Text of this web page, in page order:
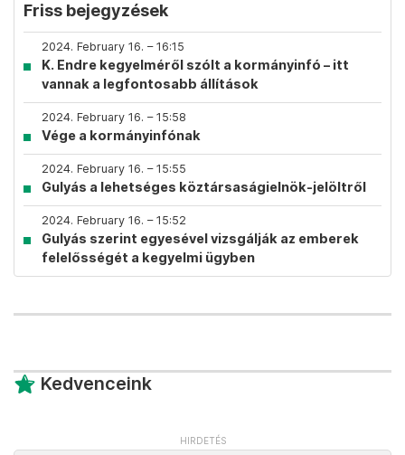
Friss bejegyzések
2024. February 16. – 16:15
K. Endre kegyelméről szólt a kormányinfó – itt
vannak a legfontosabb állítások
2024. February 16. – 15:58
Vége a kormányinfónak
2024. February 16. – 15:55
Gulyás a lehetséges köztársaságielnök-jelöltről
2024. February 16. – 15:52
Gulyás szerint egyesével vizsgálják az emberek
felelősségét a kegyelmi ügyben
Kedvenceink